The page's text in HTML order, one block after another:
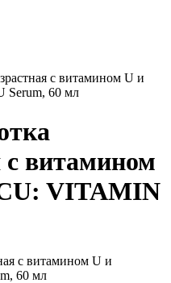
с витамином U и
Serum, 60 мл
с витамином
VITAMIN
с витамином U и
60 мл